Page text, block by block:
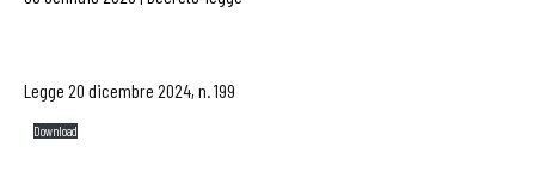
Legge 20 dicembre 2024, n. 199
Download